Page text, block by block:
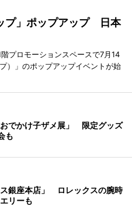
プ」ポップアップ 日本
プロモーションスペースで7月14
）」のポップアップイベントが始
でかけ子ザメ展」 限定グッズ
も
銀座本店」 ロレックスの腕時
リーも